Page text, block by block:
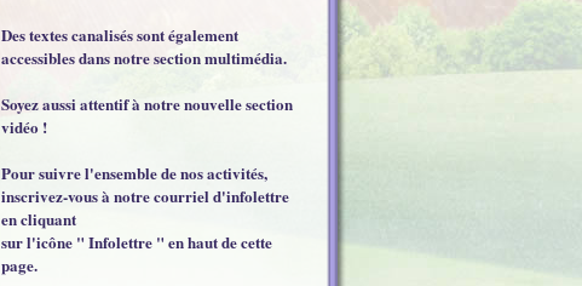
Des textes canalisés sont également
accessibles dans notre section multimédia.
Soyez aussi attentif à notre nouvelle section
vidéo !
Pour suivre l'ensemble de nos activités,
inscrivez-vous à notre courriel d'infolettre
en cliquant
sur l'icône " Infolettre " en haut de cette
page.